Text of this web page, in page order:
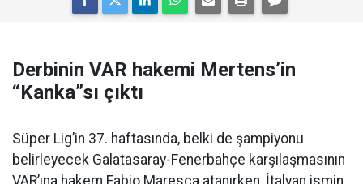
Derbinin VAR hakemi Mertens’in
“Kanka”sı çıktı
Süper Lig’in 37. haftasında, belki de şampiyonu
belirleyecek Galatasaray-Fenerbahçe karşılaşmasının
VAR’ına hakem Fabio Maresca atanırken, İtalyan ismin